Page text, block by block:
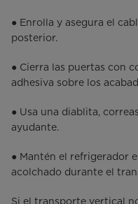
● Enrolla y asegura el
posterior.
● Cierra las puertas con
adhesiva sobre los
● Usa una diablita,
ayudante.
● Mantén el refrigerador
acolchado durante el
Si el transporte vertical